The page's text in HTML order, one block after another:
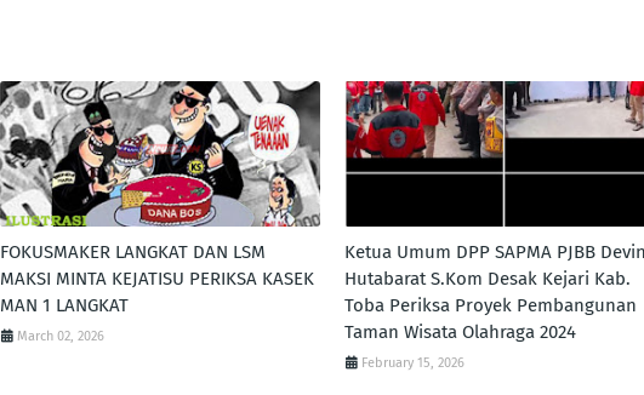
FOKUSMAKER LANGKAT DAN LSM
MAKSI MINTA KEJATISU PERIKSA KASEK
MAN 1 LANGKAT
March 02, 2026
Ketua Umum DPP SAPMA PJBB
Hutabarat S.Kom Desak Kejari Kab.
Toba Periksa Proyek Pembangunan
Taman Wisata Olahraga 2024
February 15, 2026